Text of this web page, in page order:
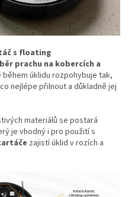
s floating
prachu na kobercích a
během úklidu rozpohybuje tak,
nejlépe přilnout a důkladně jej
materiálů se postará
je vhodný i pro použití s
zajistí úklid v rozích a